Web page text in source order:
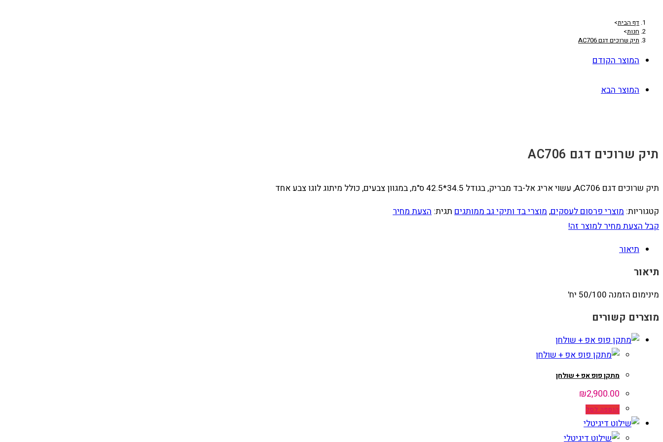
דף הבית>
חנות>
תיק שרוכים דגם AC706
המוצר הקודם
המוצר הבא
תיק שרוכים דגם AC706
תיק שרוכים דגם AC706, עשוי אריג אל-בד מבריק, בגודל 34.5*42.5 ס"מ, במגוון צבעים, כולל מיתוג לוגו צבע אחד
קטגוריות: מוצרי פרסום לעסקים, מוצרי בד ותיקי גב ממותגים תגית: הצעת מחיר
קבל הצעת מחיר למוצר זה!
תיאור
תיאור
מינימום הזמנה 50/100 יח'
מוצרים קשורים
מתקן פופ אפ + שולחן
₪2,900.00
הוספה לסל